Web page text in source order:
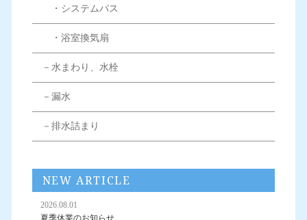
・システムバス
・浴室換気扇
－水まわり、水栓
－漏水
－排水詰まり
NEW ARTICLE
2026.08.01
夏季休業のお知らせ